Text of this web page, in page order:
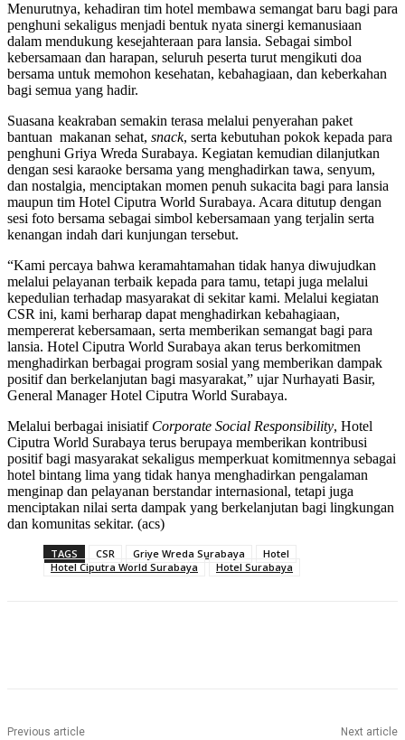
Menurutnya, kehadiran tim hotel membawa semangat baru bagi para
penghuni sekaligus menjadi bentuk nyata sinergi kemanusiaan
dalam mendukung kesejahteraan para lansia. Sebagai simbol
kebersamaan dan harapan, seluruh peserta turut mengikuti doa
bersama untuk memohon kesehatan, kebahagiaan, dan keberkahan
bagi semua yang hadir.
Suasana keakraban semakin terasa melalui penyerahan paket
bantuan makanan sehat, snack, serta kebutuhan pokok kepada para
penghuni Griya Wreda Surabaya. Kegiatan kemudian dilanjutkan
dengan sesi karaoke bersama yang menghadirkan tawa, senyum,
dan nostalgia, menciptakan momen penuh sukacita bagi para lansia
maupun tim Hotel Ciputra World Surabaya. Acara ditutup dengan
sesi foto bersama sebagai simbol kebersamaan yang terjalin serta
kenangan indah dari kunjungan tersebut.
“Kami percaya bahwa keramahtamahan tidak hanya diwujudkan
melalui pelayanan terbaik kepada para tamu, tetapi juga melalui
kepedulian terhadap masyarakat di sekitar kami. Melalui kegiatan
CSR ini, kami berharap dapat menghadirkan kebahagiaan,
mempererat kebersamaan, serta memberikan semangat bagi para
lansia. Hotel Ciputra World Surabaya akan terus berkomitmen
menghadirkan berbagai program sosial yang memberikan dampak
positif dan berkelanjutan bagi masyarakat,” ujar Nurhayati Basir,
General Manager Hotel Ciputra World Surabaya.
Melalui berbagai inisiatif Corporate Social Responsibility, Hotel
Ciputra World Surabaya terus berupaya memberikan kontribusi
positif bagi masyarakat sekaligus memperkuat komitmennya sebagai
hotel bintang lima yang tidak hanya menghadirkan pengalaman
menginap dan pelayanan berstandar internasional, tetapi juga
menciptakan nilai serta dampak yang berkelanjutan bagi lingkungan
dan komunitas sekitar. (acs)
TAGS CSR Griye Wreda Surabaya
Hotel
Hotel Ciputra World Surabaya
Hotel Surabaya
Previous article Next article